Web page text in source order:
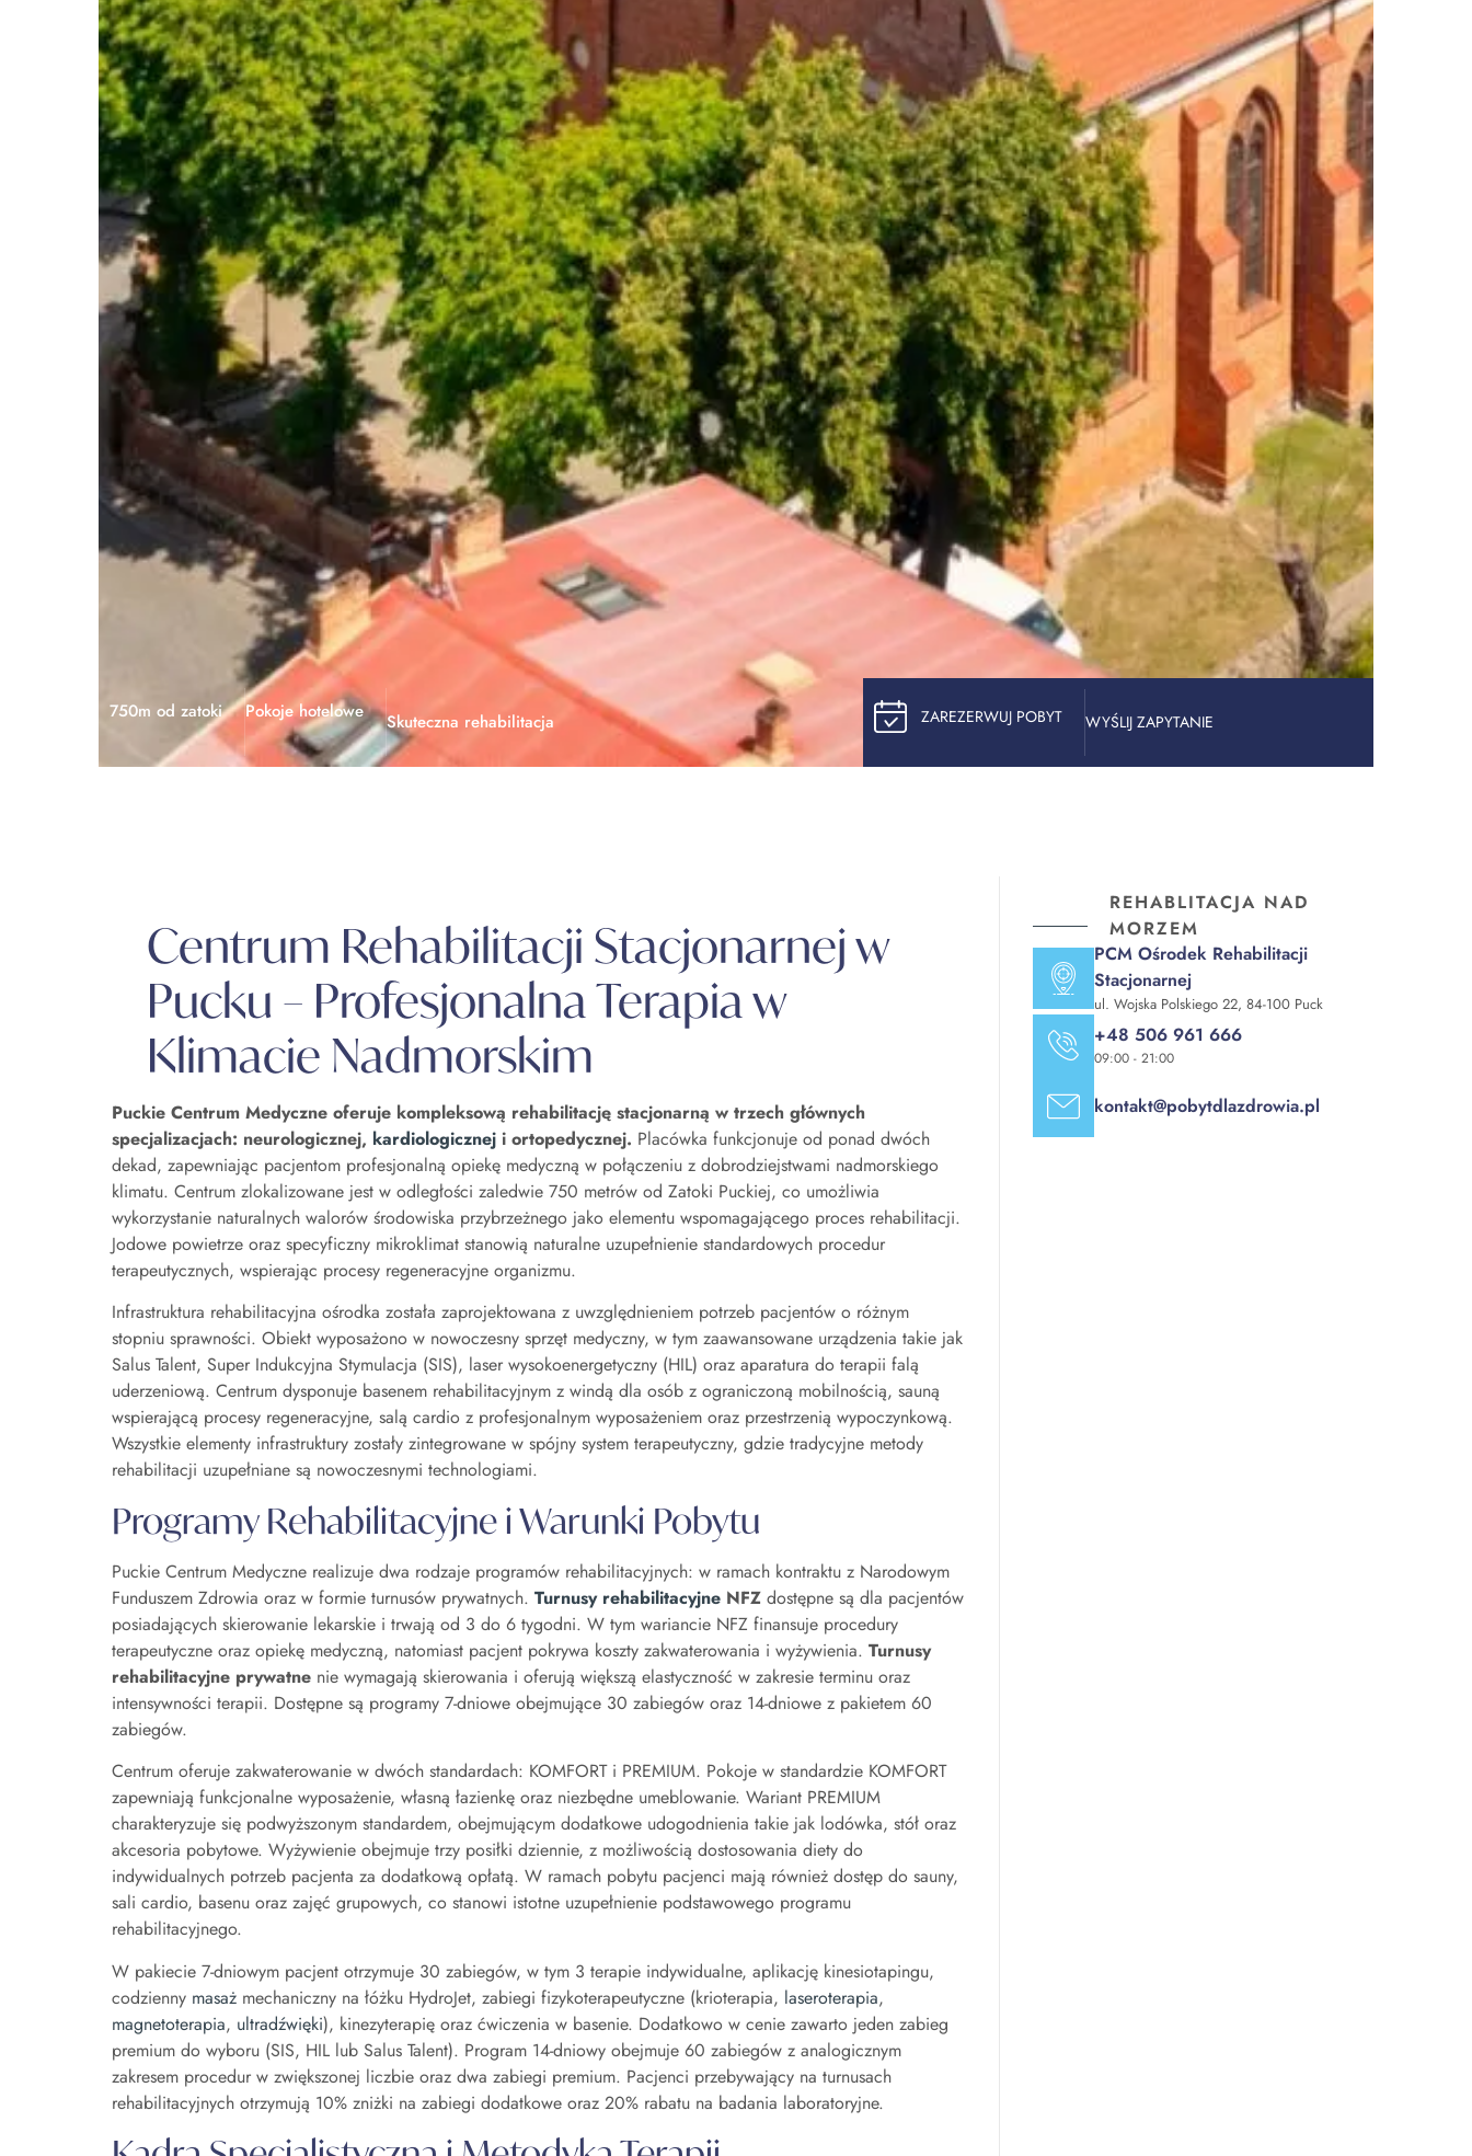
ZAREZERWUJ POBYT WYŚLIJ ZAPYTANIE
750m od zatoki Pokoje hotelowe Skuteczna rehabilitacja
Centrum Rehabilitacji Stacjonarnej w
Pucku – Profesjonalna Terapia w
Klimacie Nadmorskim
Puckie Centrum Medyczne oferuje kompleksową rehabilitację stacjonarną w trzech głównych
specjalizacjach: neurologicznej, kardiologicznej i ortopedycznej. Placówka funkcjonuje od ponad dwóch
dekad, zapewniając pacjentom profesjonalną opiekę medyczną w połączeniu z dobrodziejstwami nadmorskiego
klimatu. Centrum zlokalizowane jest w odległości zaledwie 750 metrów od Zatoki Puckiej, co umożliwia
wykorzystanie naturalnych walorów środowiska przybrzeżnego jako elementu wspomagającego proces rehabilitacji.
Jodowe powietrze oraz specyficzny mikroklimat stanowią naturalne uzupełnienie standardowych procedur
terapeutycznych, wspierając procesy regeneracyjne organizmu.
Infrastruktura rehabilitacyjna ośrodka została zaprojektowana z uwzględnieniem potrzeb pacjentów o różnym
stopniu sprawności. Obiekt wyposażono w nowoczesny sprzęt medyczny, w tym zaawansowane urządzenia takie jak
Salus Talent, Super Indukcyjna Stymulacja (SIS), laser wysokoenergetyczny (HIL) oraz aparatura do terapii falą
uderzeniową. Centrum dysponuje basenem rehabilitacyjnym z windą dla osób z ograniczoną mobilnością, sauną
wspierającą procesy regeneracyjne, salą cardio z profesjonalnym wyposażeniem oraz przestrzenią wypoczynkową.
Wszystkie elementy infrastruktury zostały zintegrowane w spójny system terapeutyczny, gdzie tradycyjne metody
rehabilitacji uzupełniane są nowoczesnymi technologiami.
Programy Rehabilitacyjne i Warunki Pobytu
Puckie Centrum Medyczne realizuje dwa rodzaje programów rehabilitacyjnych: w ramach kontraktu z Narodowym
Funduszem Zdrowia oraz w formie turnusów prywatnych. Turnusy rehabilitacyjne NFZ dostępne są dla pacjentów
posiadających skierowanie lekarskie i trwają od 3 do 6 tygodni. W tym wariancie NFZ finansuje procedury
terapeutyczne oraz opiekę medyczną, natomiast pacjent pokrywa koszty zakwaterowania i wyżywienia. Turnusy
rehabilitacyjne prywatne nie wymagają skierowania i oferują większą elastyczność w zakresie terminu oraz
intensywności terapii. Dostępne są programy 7-dniowe obejmujące 30 zabiegów oraz 14-dniowe z pakietem 60
zabiegów.
Centrum oferuje zakwaterowanie w dwóch standardach: KOMFORT i PREMIUM. Pokoje w standardzie KOMFORT
zapewniają funkcjonalne wyposażenie, własną łazienkę oraz niezbędne umeblowanie. Wariant PREMIUM
charakteryzuje się podwyższonym standardem, obejmującym dodatkowe udogodnienia takie jak lodówka, stół oraz
akcesoria pobytowe. Wyżywienie obejmuje trzy posiłki dziennie, z możliwością dostosowania diety do
indywidualnych potrzeb pacjenta za dodatkową opłatą. W ramach pobytu pacjenci mają również dostęp do sauny,
sali cardio, basenu oraz zajęć grupowych, co stanowi istotne uzupełnienie podstawowego programu
rehabilitacyjnego.
W pakiecie 7-dniowym pacjent otrzymuje 30 zabiegów, w tym 3 terapie indywidualne, aplikację kinesiotapingu,
codzienny masaż mechaniczny na łóżku HydroJet, zabiegi fizykoterapeutyczne (krioterapia, laseroterapia,
magnetoterapia, ultradźwięki), kinezyterapię oraz ćwiczenia w basenie. Dodatkowo w cenie zawarto jeden zabieg
premium do wyboru (SIS, HIL lub Salus Talent). Program 14-dniowy obejmuje 60 zabiegów z analogicznym
zakresem procedur w zwiększonej liczbie oraz dwa zabiegi premium. Pacjenci przebywający na turnusach
rehabilitacyjnych otrzymują 10% zniżki na zabiegi dodatkowe oraz 20% rabatu na badania laboratoryjne.
REHABLITACJA NAD
MORZEM
PCM Ośrodek Rehabilitacji
Stacjonarnej
ul. Wojska Polskiego 22, 84-100 Puck
+48 506 961 666
09:00 - 21:00
kontakt@pobytdlazdrowia.pl